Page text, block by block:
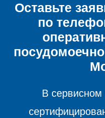
Оставьте
по
В сервисном